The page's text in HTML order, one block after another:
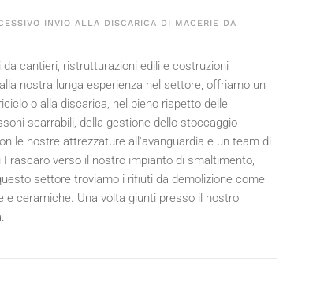
INVIO ALLA DISCARICA DI MACERIE DA
cantieri, ristrutturazioni edili e costruzioni
nostra lunga esperienza nel settore, offriamo un
o alla discarica, nel pieno rispetto delle
scarrabili, della gestione dello stoccaggio
le nostre attrezzature all'avanguardia e un team di
verso il nostro impianto di smaltimento,
settore troviamo i rifiuti da demolizione come
ceramiche. Una volta giunti presso il nostro